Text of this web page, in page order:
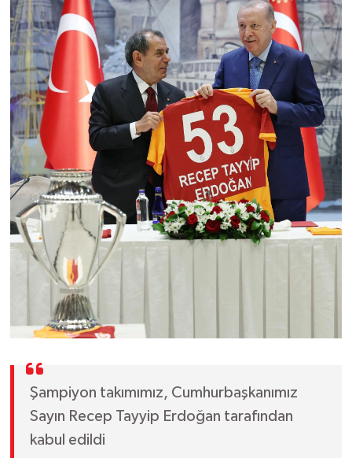
Şampiyon takımımız, Cumhurbaşkanımız
Sayın Recep Tayyip Erdoğan tarafından
kabul edildi